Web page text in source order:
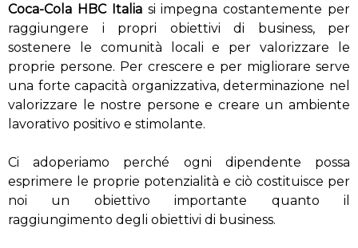
Coca-Cola HBC Italiasi impegna costantemente per
raggiungere i propri obiettivi di business, per
sostenere le comunità locali e per valorizzare le
proprie persone. Per crescere e per migliorare serve
una forte capacità organizzativa, determinazione nel
valorizzare le nostre persone e creare un ambiente
lavorativo positivo e stimolante.
Ci adoperiamo perché ogni dipendente possa
esprimere le proprie potenzialità e ciò costituisce per
noi un obiettivo importante quanto il
raggiungimento degli obiettivi di business.